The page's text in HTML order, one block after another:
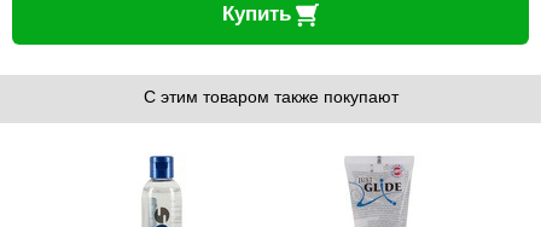
Купить
С этим товаром также покупают